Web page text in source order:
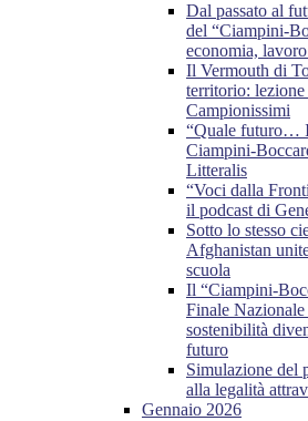
Dal passato al
del “Ciampini-
economia,
Il Vermouth di
territorio: lezione
Campionissimi
“Quale futuro…
Ciampini-
Litteralis
“Voci dalla
il podcast di
Sotto lo stesso
Afghanistan
scuola
Il “Ciampini-
Finale
sostenibilità
futuro
Simulazione del
alla legalità
Gennaio 2026